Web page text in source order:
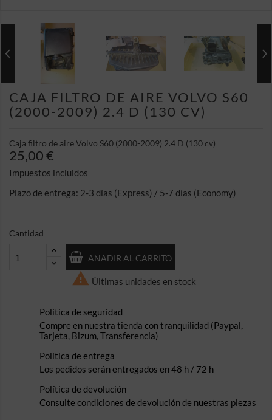
CAJA FILTRO DE AIRE VOLVO S60
(2000-2009) 2.4 D (130 CV)
Caja filtro de aire Volvo S60 (2000-2009) 2.4 D (130 cv)
25,00 €
Impuestos incluidos
Plazo de entrega: 2-3 días (Express) / 5-7 días (Economy)
Cantidad
AÑADIR AL CARRITO
 Últimas unidades en stock
Política de seguridad
Compre en nuestra tienda con tranquilidad (Paypal,
Tarjeta, Bizum, Transferencia)
Política de entrega
Los pedidos serán entregados en 48 h / 72 h
Política de devolución
Consulte condiciones de devolución de nuestras piezas